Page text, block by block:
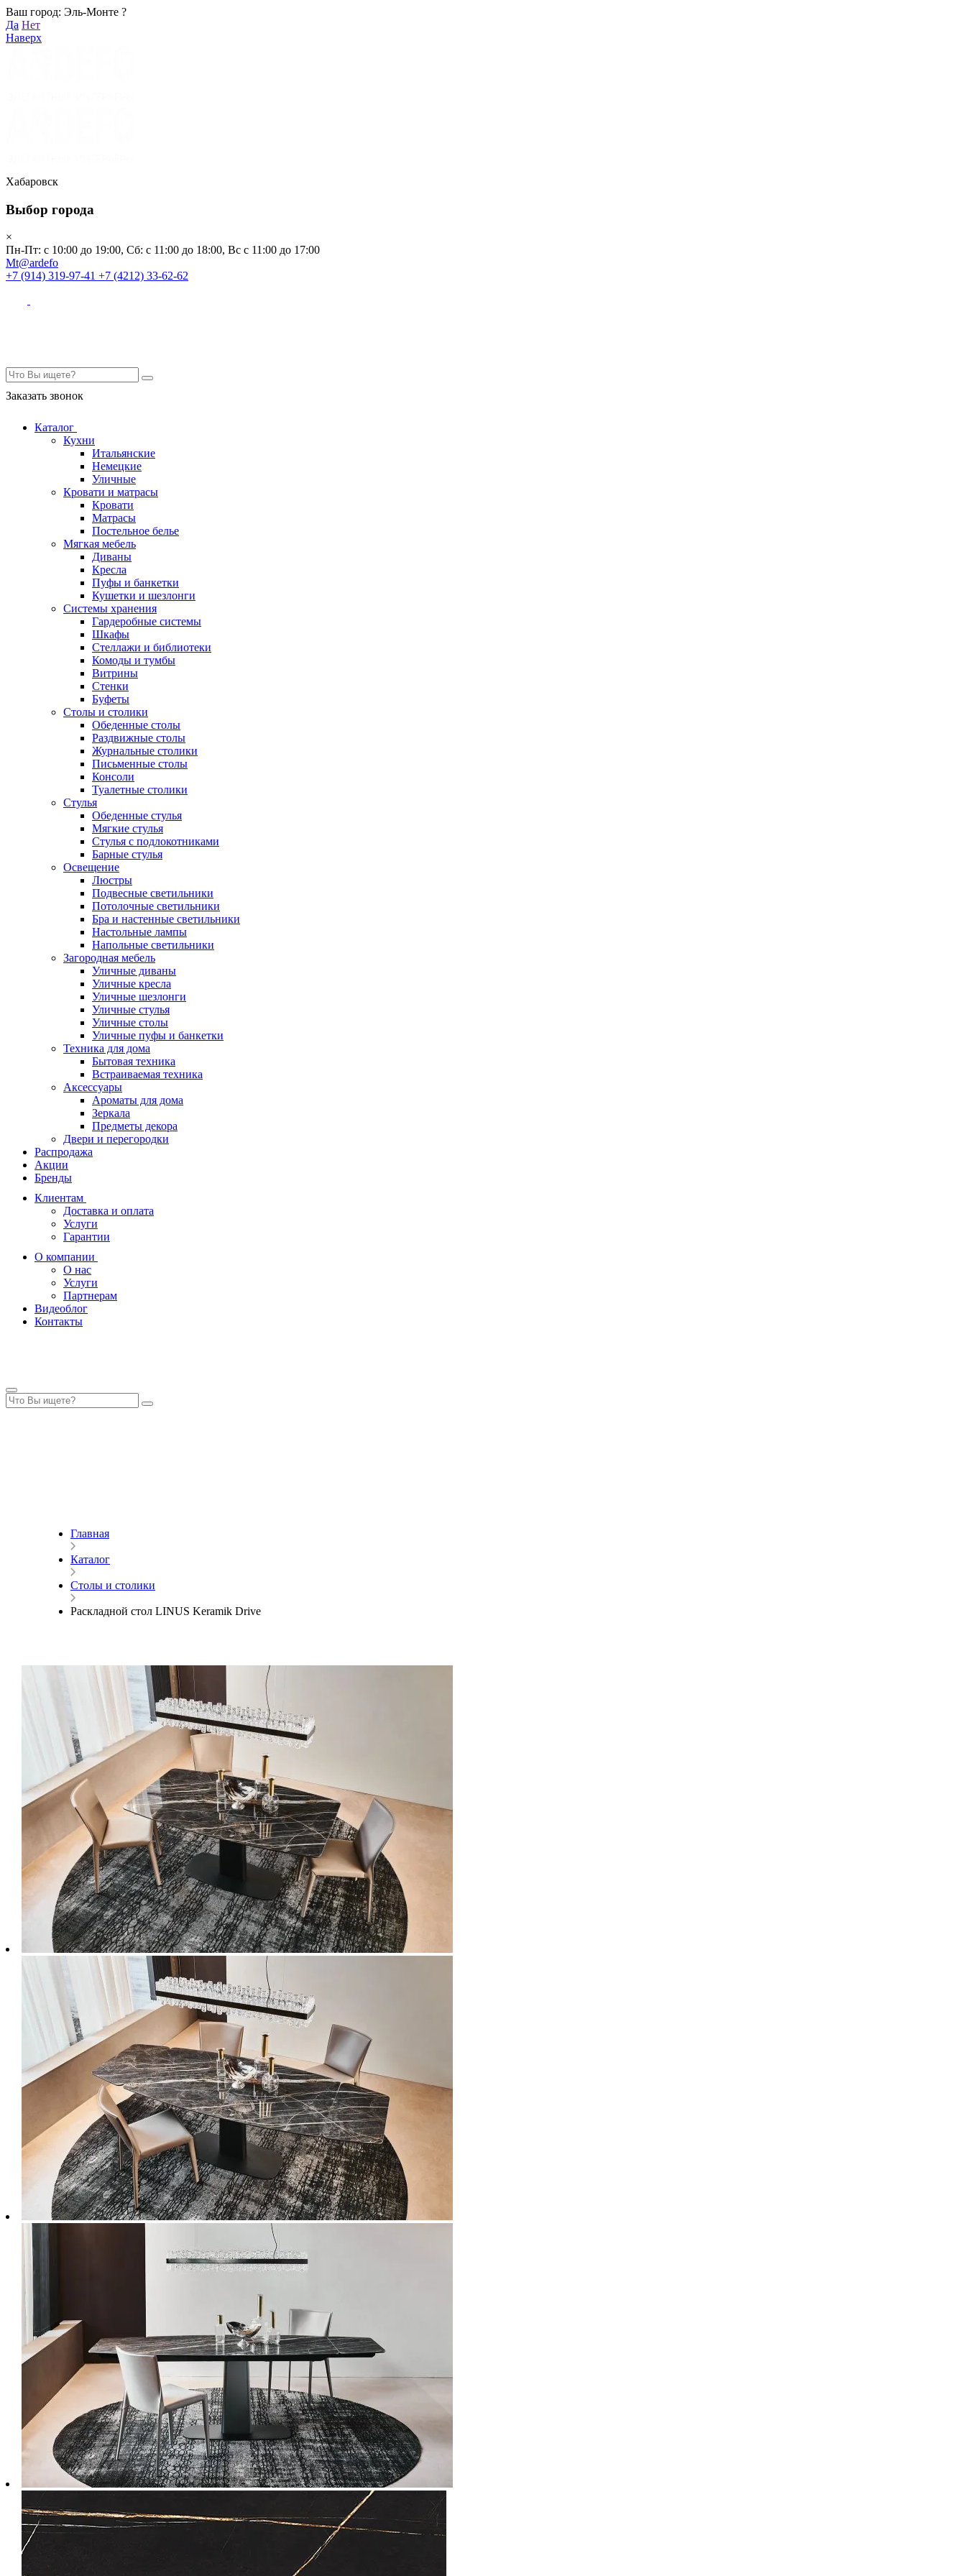
Ваш город: Эль-Монте ?
Да Нет
Наверх
Хабаровск
Выбор города
×
Пн-Пт: с 10:00 до 19:00, Сб: с 11:00 до 18:00, Вс с 11:00 до 17:00
Mt@ardefo
+7 (914) 319-97-41 +7 (4212) 33-62-62
Заказать звонок
Каталог
Кухни
Итальянские
Немецкие
Уличные
Кровати и матрасы
Кровати
Матрасы
Постельное белье
Мягкая мебель
Диваны
Кресла
Пуфы и банкетки
Кушетки и шезлонги
Системы хранения
Гардеробные системы
Шкафы
Стеллажи и библиотеки
Комоды и тумбы
Витрины
Стенки
Буфеты
Столы и столики
Обеденные столы
Раздвижные столы
Журнальные столики
Письменные столы
Консоли
Туалетные столики
Стулья
Обеденные стулья
Мягкие стулья
Стулья с подлокотниками
Барные стулья
Освещение
Люстры
Подвесные светильники
Потолочные светильники
Бра и настенные светильники
Настольные лампы
Напольные светильники
Загородная мебель
Уличные диваны
Уличные кресла
Уличные шезлонги
Уличные стулья
Уличные столы
Уличные пуфы и банкетки
Техника для дома
Бытовая техника
Встраиваемая техника
Аксессуары
Ароматы для дома
Зеркала
Предметы декора
Двери и перегородки
Распродажа
Акции
Бренды
Клиентам
Доставка и оплата
Услуги
Гарантии
О компании
О нас
Услуги
Партнерам
Видеоблог
Контакты
Главная
Каталог
Столы и столики
Раскладной стол LINUS Keramik Drive
Бренды
Клиентам
О компании
Хабаровск
Пн-Пт: с 10:00 до 19:00, Сб: с 11:00 до 18:00, Вс с 11:00 до 17:00
Mt@ardefo